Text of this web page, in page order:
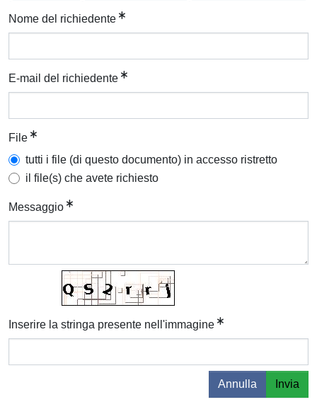
Nome del richiedente
E-mail del richiedente
File
tutti i file (di questo documento) in accesso ristretto
il file(s) che avete richiesto
Messaggio
Inserire la stringa presente nell'immagine
Annulla Invia